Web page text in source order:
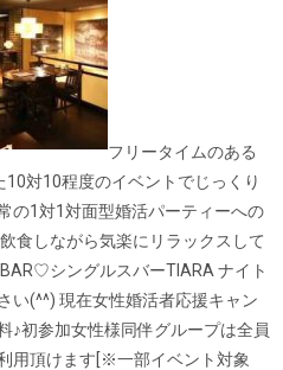
フリータイムのある
対10程度のイベントでじっくり
の1対1対面型婚活パーティーへの
食しながら気楽にリラックスして
シングルスバーTIARA ナイト
い(^^) 現在女性婚活者応援キャン
♪初参加女性様同伴グループは全員
用頂けます[※一部イベント対象